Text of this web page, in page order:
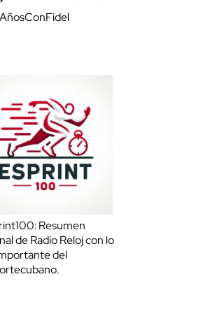
Resumen
de Radio Reloj con lo
del